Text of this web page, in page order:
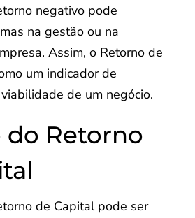
negativo pode
na gestão ou na
Assim, o Retorno de
um indicador de
de um negócio.
do Retorno
de Capital pode ser